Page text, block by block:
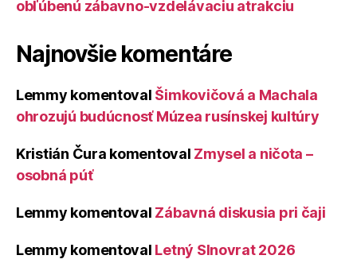
obľúbenú zábavno-vzdelávaciu atrakciu
Najnovšie komentáre
Lemmy komentoval Šimkovičová a Machala
ohrozujú budúcnosť Múzea rusínskej kultúry
Kristián Čura komentoval Zmysel a ničota –
osobná púť
Lemmy komentoval Zábavná diskusia pri čaji
Lemmy komentoval Letný Slnovrat 2026